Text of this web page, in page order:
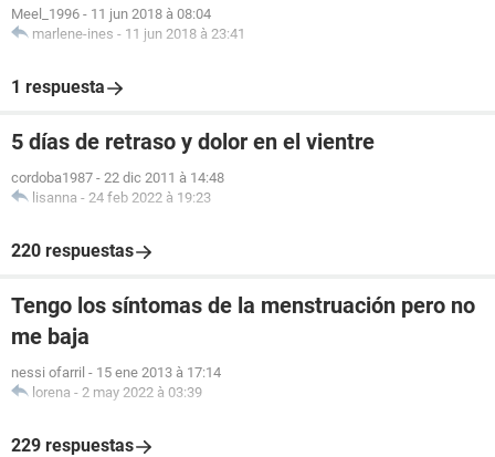
Meel_1996 - 11 jun 2018 à 08:04
marlene-ines - 11 jun 2018 à 23:41
1 respuesta
5 días de retraso y dolor en el vientre
cordoba1987 - 22 dic 2011 à 14:48
lisanna - 24 feb 2022 à 19:23
220 respuestas
Tengo los síntomas de la menstruación pero no
me baja
nessi ofarril - 15 ene 2013 à 17:14
lorena - 2 may 2022 à 03:39
229 respuestas